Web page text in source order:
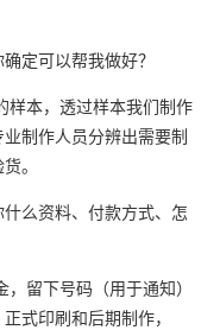
定可以帮我做好？
样本，透过样本我们制作
制作人员分辨出需要制
。
么资料、付款方式、怎
留下号码（用于通知）
式印刷和后期制作，